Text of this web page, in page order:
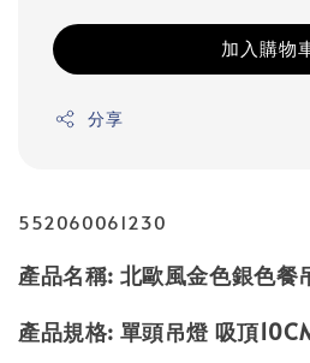
加入購物
分享
552060061230
產品名稱: 北歐風金色銀色餐
產品規格: 單頭吊燈 吸頂